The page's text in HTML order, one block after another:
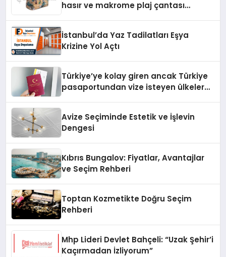
hasır ve makrome plaj çantası
İstanbul’da Yaz Tadilatları Eşya
Krizine Yol Açtı
Türkiye’ye kolay giren ancak Türkiye
pasaportundan vize isteyen ülkeler
Avize Seçiminde Estetik ve İşlevin
Dengesi
Kıbrıs Bungalov: Fiyatlar, Avantajlar
ve Seçim Rehberi
Toptan Kozmetikte Doğru Seçim
Rehberi
Mhp Lideri Devlet Bahçeli: “Uzak Şehir’i
Kaçırmadan İzliyorum”